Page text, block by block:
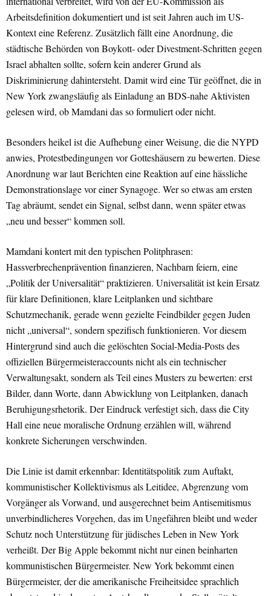
Arbeitsdefinition dokumentiert und ist seit Jahren auch im US-
Kontext eine Referenz. Zusätzlich fällt eine Anordnung, die
städtische Behörden von Boykott- oder Divestment-Schritten gegen
Israel abhalten sollte, sofern kein anderer Grund als
Diskriminierung dahintersteht. Damit wird eine Tür geöffnet, die in
New York zwangsläufig als Einladung an BDS-nahe Aktivisten
gelesen wird, ob Mamdani das so formuliert oder nicht.
Besonders heikel ist die Aufhebung einer Weisung, die die NYPD
anwies, Protestbedingungen vor Gotteshäusern zu bewerten. Diese
Anordnung war laut Berichten eine Reaktion auf eine hässliche
Demonstrationslage vor einer Synagoge. Wer so etwas am ersten
Tag abräumt, sendet ein Signal, selbst dann, wenn später etwas
„neu und besser“ kommen soll.
Mamdani kontert mit den typischen Politphrasen:
Hassverbrechenprävention finanzieren, Nachbarn feiern, eine
„Politik der Universalität“ praktizieren. Universalität ist kein Ersatz
für klare Definitionen, klare Leitplanken und sichtbare
Schutzmechanik, gerade wenn gezielte Feindbilder gegen Juden
nicht „universal“, sondern spezifisch funktionieren. Vor diesem
Hintergrund sind auch die gelöschten Social-Media-Posts des
offiziellen Bürgermeisteraccounts nicht als ein technischer
Verwaltungsakt, sondern als Teil eines Musters zu bewerten: erst
Bilder, dann Worte, dann Abwicklung von Leitplanken, danach
Beruhigungsrhetorik. Der Eindruck verfestigt sich, dass die City
Hall eine neue moralische Ordnung erzählen will, während
konkrete Sicherungen verschwinden.
Die Linie ist damit erkennbar: Identitätspolitik zum Auftakt,
kommunistischer Kollektivismus als Leitidee, Abgrenzung vom
Vorgänger als Vorwand, und ausgerechnet beim Antisemitismus
unverbindlicheres Vorgehen, das im Ungefähren bleibt und weder
Schutz noch Unterstützung für jüdisches Leben in New York
verheißt. Der Big Apple bekommt nicht nur einen beinharten
kommunistischen Bürgermeister. New York bekommt einen
Bürgermeister, der die amerikanische Freiheitsidee sprachlich